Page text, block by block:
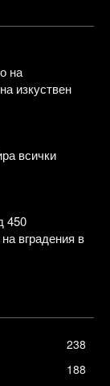
на
изкуствен
всички
450
вградения в
238
188